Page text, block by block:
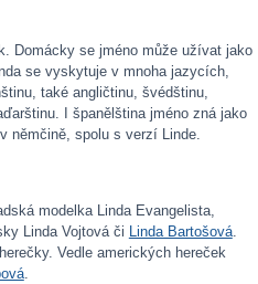
Domácky se jméno může užívat jako
se vyskytuje v mnoha jazycích,
také angličtinu, švédštinu,
I španělština jméno zná jako
němčině, spolu s verzí Linde.
modelka Linda Evangelista,
Linda Vojtová či Linda Bartošová.
Vedle amerických hereček
.